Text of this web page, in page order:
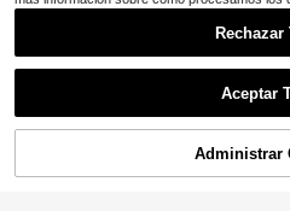
¡10% DE
Rechazar
Aceptar
Administrar